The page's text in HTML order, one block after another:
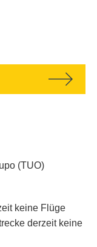
(TUO)
keine Flüge
derzeit keine